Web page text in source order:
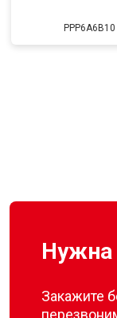
PPP6A6B10
Нужна
Закажите